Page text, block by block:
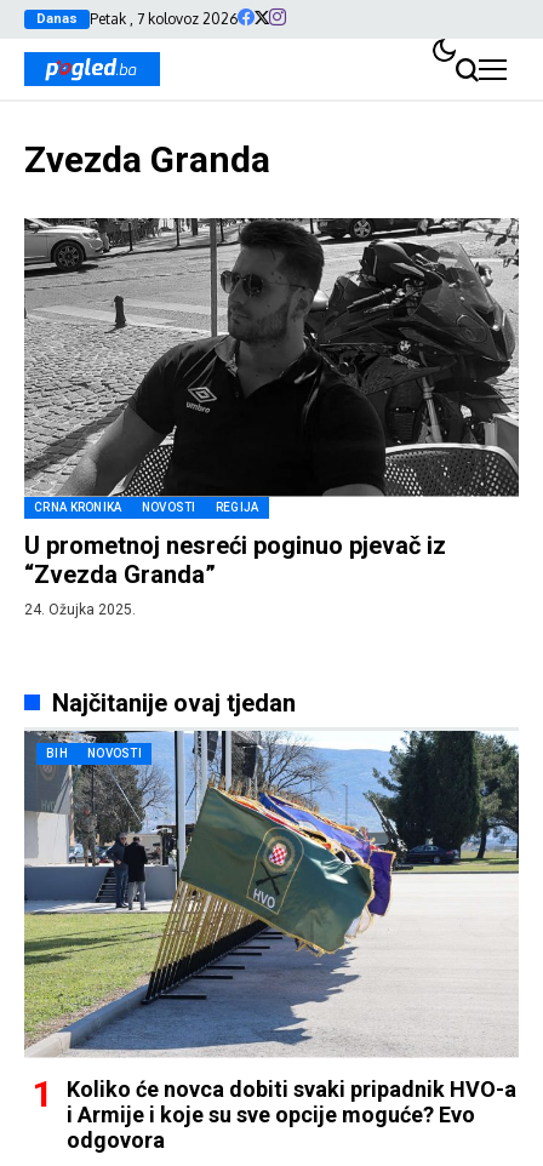
Danas Petak , 7 kolovoz 2026
Zvezda Granda
CRNA KRONIKA NOVOSTI REGIJA
U prometnoj nesreći poginuo pjevač iz
“Zvezda Granda”
24. Ožujka 2025.
Najčitanije ovaj tjedan
BIH NOVOSTI
Koliko će novca dobiti svaki pripadnik HVO-a
i Armije i koje su sve opcije moguće? Evo
odgovora